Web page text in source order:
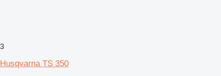
3
Husqvarna TS 350